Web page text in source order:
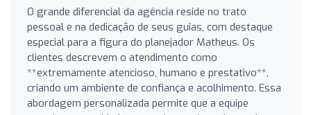
O grande diferencial da agência reside no trato
pessoal e na dedicação de seus guias, com destaque
especial para a figura do planejador Matheus. Os
clientes descrevem o atendimento como
**extremamente atencioso, humano e prestativo**,
criando um ambiente de confiança e acolhimento. Essa
abordagem personalizada permite que a equipe